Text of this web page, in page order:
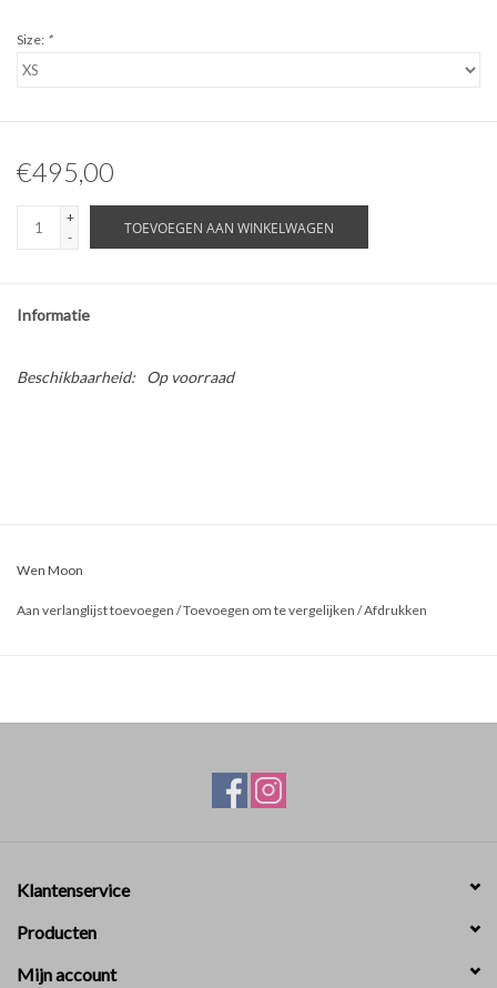
Size: *
€495,00
+
-
TOEVOEGEN AAN WINKELWAGEN
Informatie
Beschikbaarheid: Op voorraad
Wen Moon
Aan verlanglijst toevoegen /Toevoegen om te vergelijken /Afdrukken
Klantenservice
Producten
Mijn account